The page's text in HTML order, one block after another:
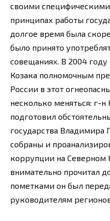
своими
принципах работы
долгое время была
было принято
совещаниях. В 2004
Козака полномочным
России в этот
несколько меняться: г-н
подготовил
государства Владимира
собраны и
коррупции на Северном
внимательно прочитал
пометками он был
руководителям